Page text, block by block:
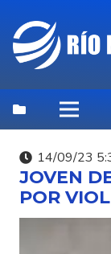
14/09/23
JOVEN
POR